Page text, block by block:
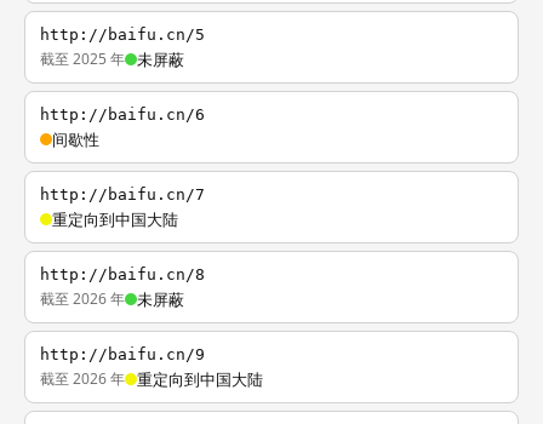
http://baifu.cn/5
截至 2025 年 未屏蔽
http://baifu.cn/6
间歇性
http://baifu.cn/7
重定向到中国大陆
http://baifu.cn/8
截至 2026 年 未屏蔽
http://baifu.cn/9
截至 2026 年 重定向到中国大陆